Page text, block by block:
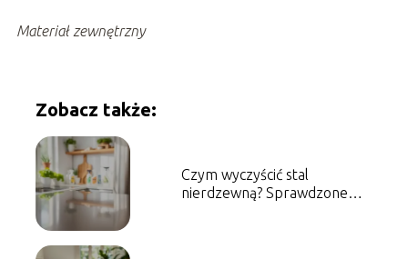
Materiał zewnętrzny
Zobacz także:
Czym wyczyścić stal
nierdzewną? Sprawdzone